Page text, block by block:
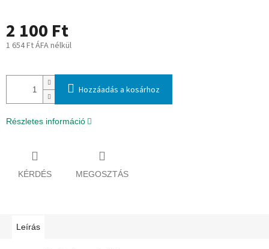
2 100 Ft
1 654 Ft ÁFA nélkül
Hozzáadás a kosárhoz
Részletes információ
KÉRDÉS MEGOSZTÁS
Leírás